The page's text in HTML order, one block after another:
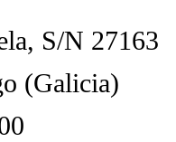
, S/N 27163
(Galicia)